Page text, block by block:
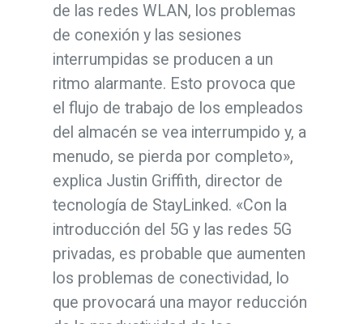
de las redes WLAN, los problemas
de conexión y las sesiones
interrumpidas se producen a un
ritmo alarmante. Esto provoca que
el flujo de trabajo de los empleados
del almacén se vea interrumpido y, a
menudo, se pierda por completo»,
explica Justin Griffith, director de
tecnología de StayLinked. «Con la
introducción del 5G y las redes 5G
privadas, es probable que aumenten
los problemas de conectividad, lo
que provocará una mayor reducción